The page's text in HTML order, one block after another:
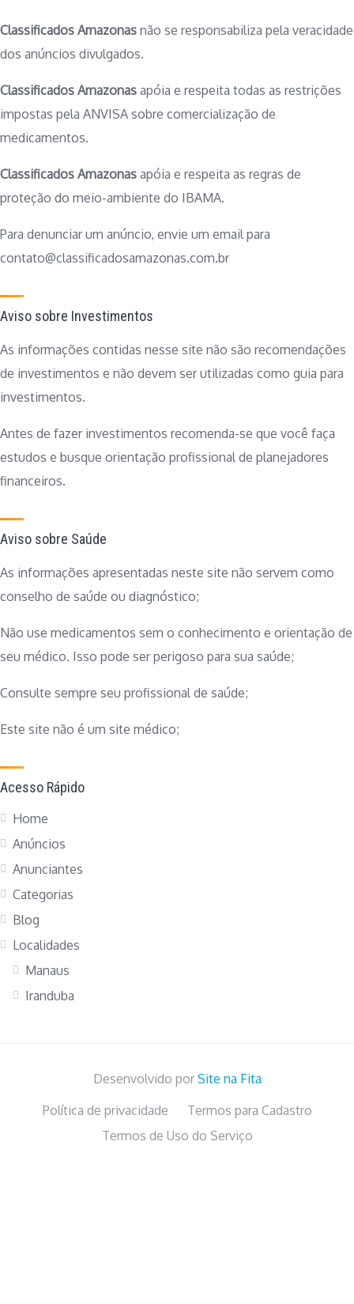
Classificados Amazonas não se responsabiliza pela veracidade
dos anúncios divulgados.
Classificados Amazonas apóia e respeita todas as restrições
impostas pela ANVISA sobre comercialização de
medicamentos.
Classificados Amazonas apóia e respeita as regras de
proteção do meio-ambiente do IBAMA.
Para denunciar um anúncio, envie um email para
contato@classificadosamazonas.com.br
Aviso sobre Investimentos
As informações contidas nesse site não são recomendações
de investimentos e não devem ser utilizadas como guia para
investimentos.
Antes de fazer investimentos recomenda-se que você faça
estudos e busque orientação profissional de planejadores
financeiros.
Aviso sobre Saúde
As informações apresentadas neste site não servem como
conselho de saúde ou diagnóstico;
Não use medicamentos sem o conhecimento e orientação de
seu médico. Isso pode ser perigoso para sua saúde;
Consulte sempre seu profissional de saúde;
Este site não é um site médico;
Acesso Rápido
Home
Anúncios
Anunciantes
Categorias
Blog
Localidades
Manaus
Iranduba
Desenvolvido por Site na Fita
Política de privacidade
Termos para Cadastro
Termos de Uso do Serviço